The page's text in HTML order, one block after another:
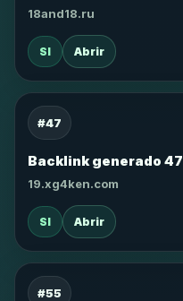
18and18.ru
SI Abrir
#47
Backlink generado 47
19.xg4ken.com
SI Abrir
#55